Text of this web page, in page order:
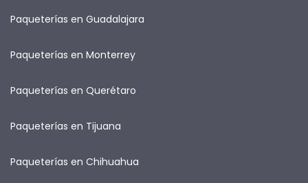
Paqueterías en Guadalajara
Paqueterías en Monterrey
Paqueterías en Querétaro
Paqueterías en Tijuana
Paqueterías en Chihuahua